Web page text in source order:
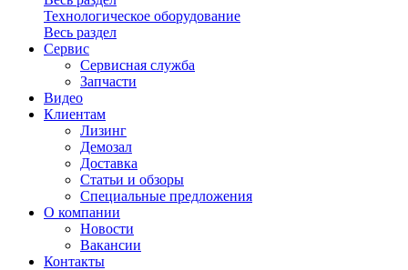
Технологическое оборудование
Весь раздел
Сервис
Сервисная служба
Запчасти
Видео
Клиентам
Лизинг
Демозал
Доставка
Статьи и обзоры
Специальные предложения
О компании
Новости
Вакансии
Контакты